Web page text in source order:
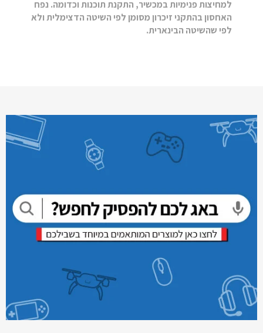
למחיצות פנימיות במכשיר, התקנת תוכנות וכדומה. נפח
האחסון בהתקני זיכרון מסומן לפי השיטה הדצימלית ולא
לפי שהשיטה הבינארית.